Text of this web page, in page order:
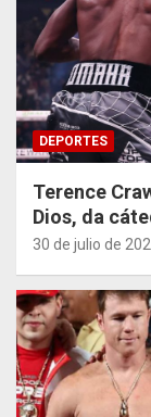
DEPORTES
Terence
Dios, da
30 de julio de